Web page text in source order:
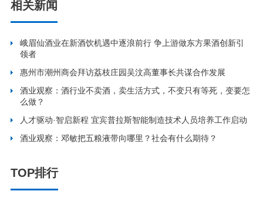
相关新闻
峨眉仙酒业在新酒饮机遇中逐浪前行 争上游做东方果酒创新引
领者
惠州市潮州商会拜访荔枝庄园吴汶高董事长共谋合作发展
酒业观察：酒行业不卖酒，卖生活方式，不变只有等死，变要怎
么做？
人才驱动·智启新程 宜宾普拉斯智能制造技术人员培养工作启动
酒业观察：邓敏把五粮液带向哪里？社会有什么期待？
TOP排行